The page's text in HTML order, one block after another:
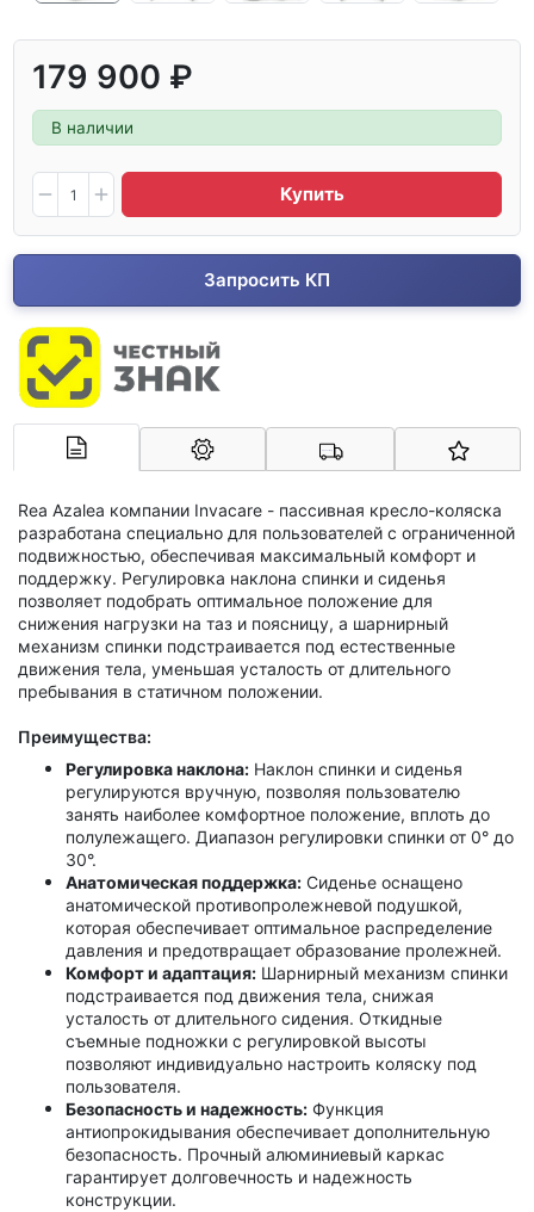
179 900 ₽
В наличии
Купить
Запросить КП
Арконт-Мед
Rea Azalea компании Invacare - пассивная кресло-коляска
разработана специально для пользователей с ограниченной
подвижностью, обеспечивая максимальный комфорт и
поддержку. Регулировка наклона спинки и сиденья
позволяет подобрать оптимальное положение для
снижения нагрузки на таз и поясницу, а шарнирный
механизм спинки подстраивается под естественные
движения тела, уменьшая усталость от длительного
пребывания в статичном положении.
Преимущества:
Регулировка наклона: Наклон спинки и сиденья
регулируются вручную, позволяя пользователю
занять наиболее комфортное положение, вплоть до
полулежащего. Диапазон регулировки спинки от 0° до
30°.
Анатомическая поддержка: Сиденье оснащено
анатомической противопролежневой подушкой,
которая обеспечивает оптимальное распределение
давления и предотвращает образование пролежней.
Комфорт и адаптация: Шарнирный механизм спинки
подстраивается под движения тела, снижая
усталость от длительного сидения. Откидные
съемные подножки с регулировкой высоты
позволяют индивидуально настроить коляску под
пользователя.
Безопасность и надежность: Функция
антиопрокидывания обеспечивает дополнительную
безопасность. Прочный алюминиевый каркас
гарантирует долговечность и надежность
конструкции.